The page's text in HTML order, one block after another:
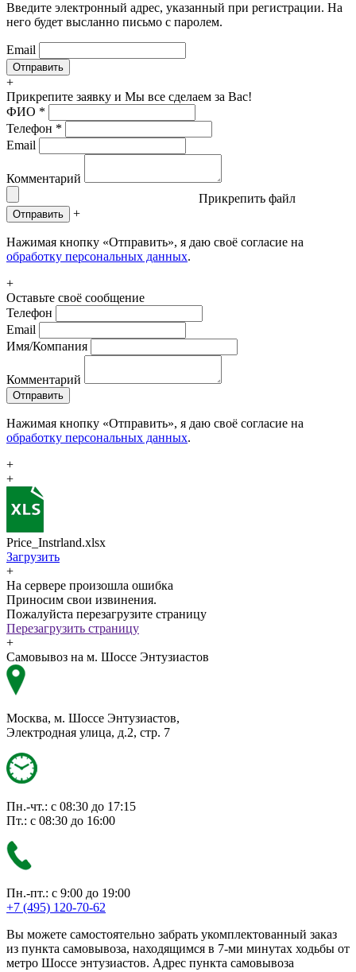
Введите электронный адрес, указанный при регистрации. На
него будет высланно письмо с паролем.
Email
+
Прикрепите заявку и Мы все сделаем за Вас!
ФИО *
Телефон *
Email
Комментарий
Прикрепить файл
Отправить +
Нажимая кнопку «Отправить», я даю своё согласие на
обработку персональных данных.
+
Оставьте своё сообщение
Телефон
Email
Имя/Компания
Комментарий
Отправить
Нажимая кнопку «Отправить», я даю своё согласие на
обработку персональных данных.
+
+
Price_Instrland.xlsx
Загрузить
+
На сервере произошла ошибка
Приносим свои извинения.
Пожалуйста перезагрузите страницу
Перезагрузить страницу
+
Самовывоз на м. Шоссе Энтузиастов
Москва, м. Шоссе Энтузиастов,
Электродная улица, д.2, стр. 7
Пн.-чт.: с 08:30 до 17:15
Пт.: с 08:30 до 16:00
Пн.-пт.: с 9:00 до 19:00
+7 (495) 120-70-62
Вы можете самостоятельно забрать укомплектованный заказ
из пункта самовывоза, находящимся в 7-ми минутах ходьбы от
метро Шоссе энтузиастов. Адрес пункта самовывоза